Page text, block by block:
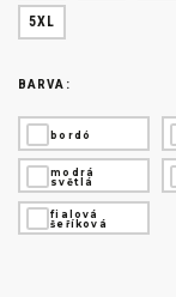
5XL
BARVA:
bordó
modrá
světlá
fialová
šeříková